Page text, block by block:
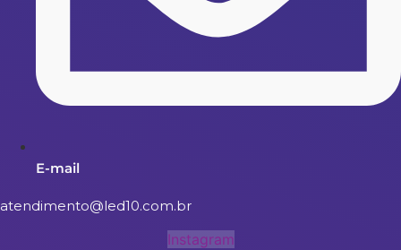
E-mail
atendimento@led10.com.br
Instagram